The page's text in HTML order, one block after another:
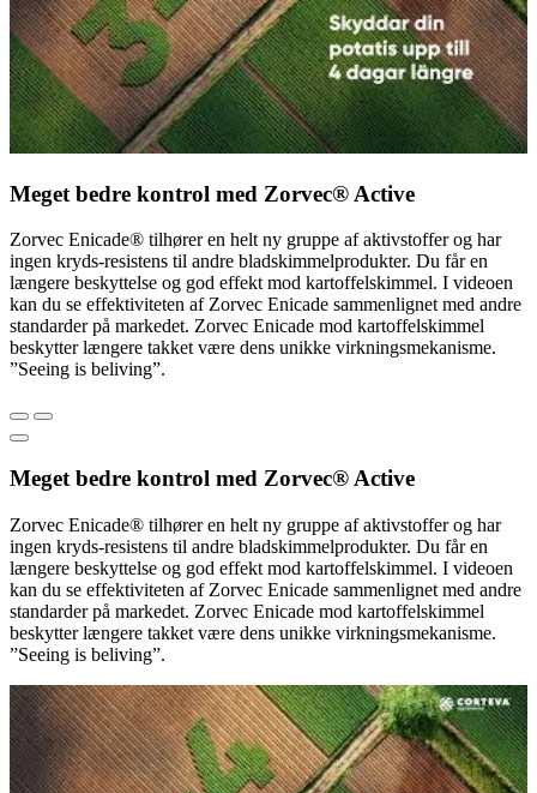
Meget bedre kontrol med Zorvec® Active
Zorvec Enicade® tilhører en helt ny gruppe af aktivstoffer og har
ingen kryds-resistens til andre bladskimmelprodukter. Du får en
længere beskyttelse og god effekt mod kartoffelskimmel. I videoen
kan du se effektiviteten af Zorvec Enicade sammenlignet med andre
standarder på markedet. Zorvec Enicade mod kartoffelskimmel
beskytter længere takket være dens unikke virkningsmekanisme.
”Seeing is beliving”.
Meget bedre kontrol med Zorvec® Active
Zorvec Enicade® tilhører en helt ny gruppe af aktivstoffer og har
ingen kryds-resistens til andre bladskimmelprodukter. Du får en
længere beskyttelse og god effekt mod kartoffelskimmel. I videoen
kan du se effektiviteten af Zorvec Enicade sammenlignet med andre
standarder på markedet. Zorvec Enicade mod kartoffelskimmel
beskytter længere takket være dens unikke virkningsmekanisme.
”Seeing is beliving”.